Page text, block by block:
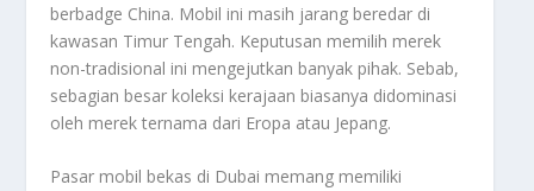
berbadge China. Mobil ini masih jarang beredar di
kawasan Timur Tengah. Keputusan memilih merek
non-tradisional ini mengejutkan banyak pihak. Sebab,
sebagian besar koleksi kerajaan biasanya didominasi
oleh merek ternama dari Eropa atau Jepang.
Pasar mobil bekas di Dubai memang memiliki